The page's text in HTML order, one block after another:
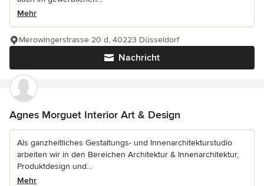
Mehr
Nachricht
Merowingerstrasse 20 d, 40223 Düsseldorf
Agnes Morguet Interior Art & Design
Als ganzheitliches Gestaltungs- und Innenarchitekturstudio
arbeiten wir in den Bereichen Architektur & Innenarchitektur,
Produktdesign und...
Mehr